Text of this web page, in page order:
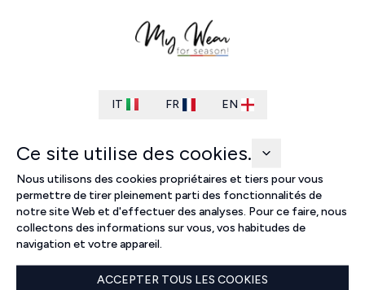
IT FR EN
Ce site utilise des cookies.
Nous utilisons des cookies propriétaires et tiers pour vous
permettre de tirer pleinement parti des fonctionnalités de
notre site Web et d'effectuer des analyses. Pour ce faire, nous
collectons des informations sur vous, vos habitudes de
navigation et votre appareil.
ACCEPTER TOUS LES COOKIES